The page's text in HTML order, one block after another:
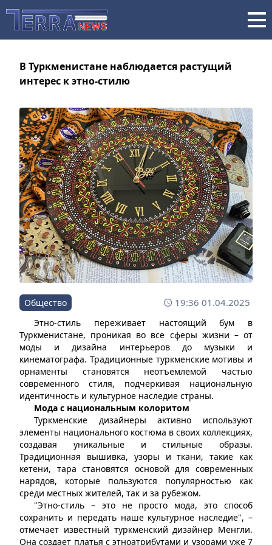
В Туркменистане наблюдается растущий
интерес к этно-стилю
Общество 19:36 01.04.2025
Этно-стиль переживает настоящий бум в
Туркменистане, проникая во все сферы жизни – от
моды и дизайна интерьеров до музыки и
кинематографа. Традиционные туркменские мотивы и
орнаменты становятся неотъемлемой частью
современного стиля, подчеркивая национальную
идентичность и культурное наследие страны.
Мода с национальным колоритом
Туркменские дизайнеры активно используют
элементы национального костюма в своих коллекциях,
создавая уникальные и стильные образы.
Традиционная вышивка, узоры и ткани, такие как
кетени, тара становятся основой для современных
нарядов, которые пользуются популярностью как
среди местных жителей, так и за рубежом.
"Этно-стиль – это не просто мода, это способ
сохранить и передать наше культурное наследие", –
отмечает известный туркменский дизайнер Менгли.
Она создает платья с этноатрибутами и узорами уже 7